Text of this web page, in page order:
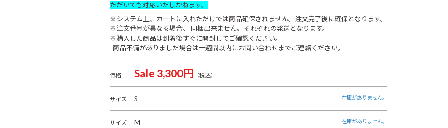
ただいても対応いたしかねます。
※システム上、カートに入れただけでは商品確保されません。注文完了後に確保となります。
※注文番号が異なる場合、 同梱出来ません。それぞれの発送となります。
※購入した商品は到着後すぐに開封してご確認ください。
商品不備がありました場合は一週間以内にお問い合わせまでご連絡ください。
価格 Sale 3,300円 （税込）
サイズ S 在庫がありません。
サイズ M 在庫がありません。